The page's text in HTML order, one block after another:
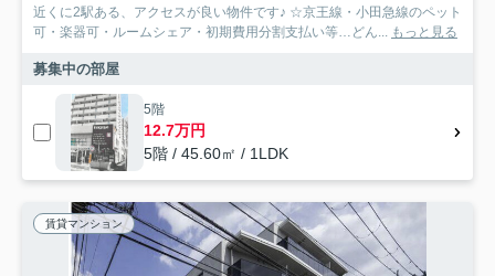
近くに2駅ある、アクセスが良い物件です♪ ☆京王線・小田急線のペット
可・楽器可・ルームシェア・初期費用分割支払い等…どん... もっと見る
募集中の部屋
5階
12.7万円
5階 / 45.60㎡ / 1LDK
賃貸マンション